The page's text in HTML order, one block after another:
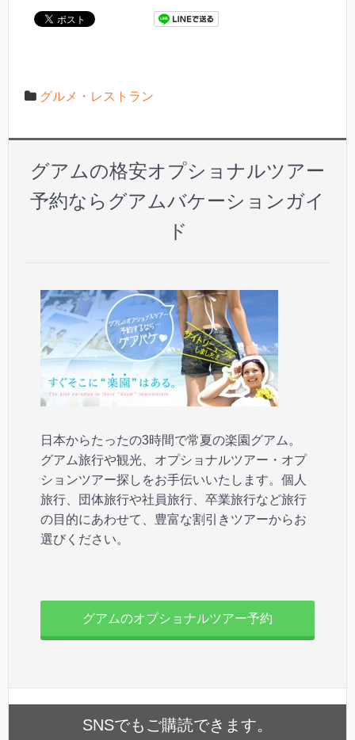
グルメ・レストラン
グアムの格安オプショナルツアー
予約ならグアムバケーションガイ
ド
日本からたったの3時間で常夏の楽園グアム。
グアム旅行や観光、オプショナルツアー・オプ
ションツアー探しをお手伝いいたします。個人
旅行、団体旅行や社員旅行、卒業旅行など旅行
の目的にあわせて、豊富な割引きツアーからお
選びください。
グアムのオプショナルツアー予約
SNSでもご購読できます。